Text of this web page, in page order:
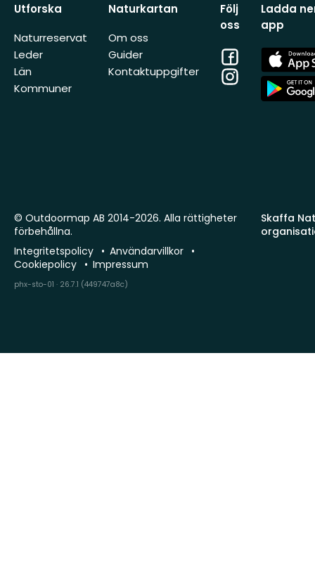
Utforska
Naturreservat
Leder
Län
Kommuner
Naturkartan
Om oss
Guider
Kontaktuppgifter
Följ
oss
Facebook
Instagram
Ladda
app
App
Store
App
Store
Skaffa
© Outdoormap AB 2014-2026. Alla rättigheter
förbehållna.
Integritetspolicy
Användarvillkor
Cookiepolicy
Impressum
phx-sto-01 · 26.7.1 (449747a8c)